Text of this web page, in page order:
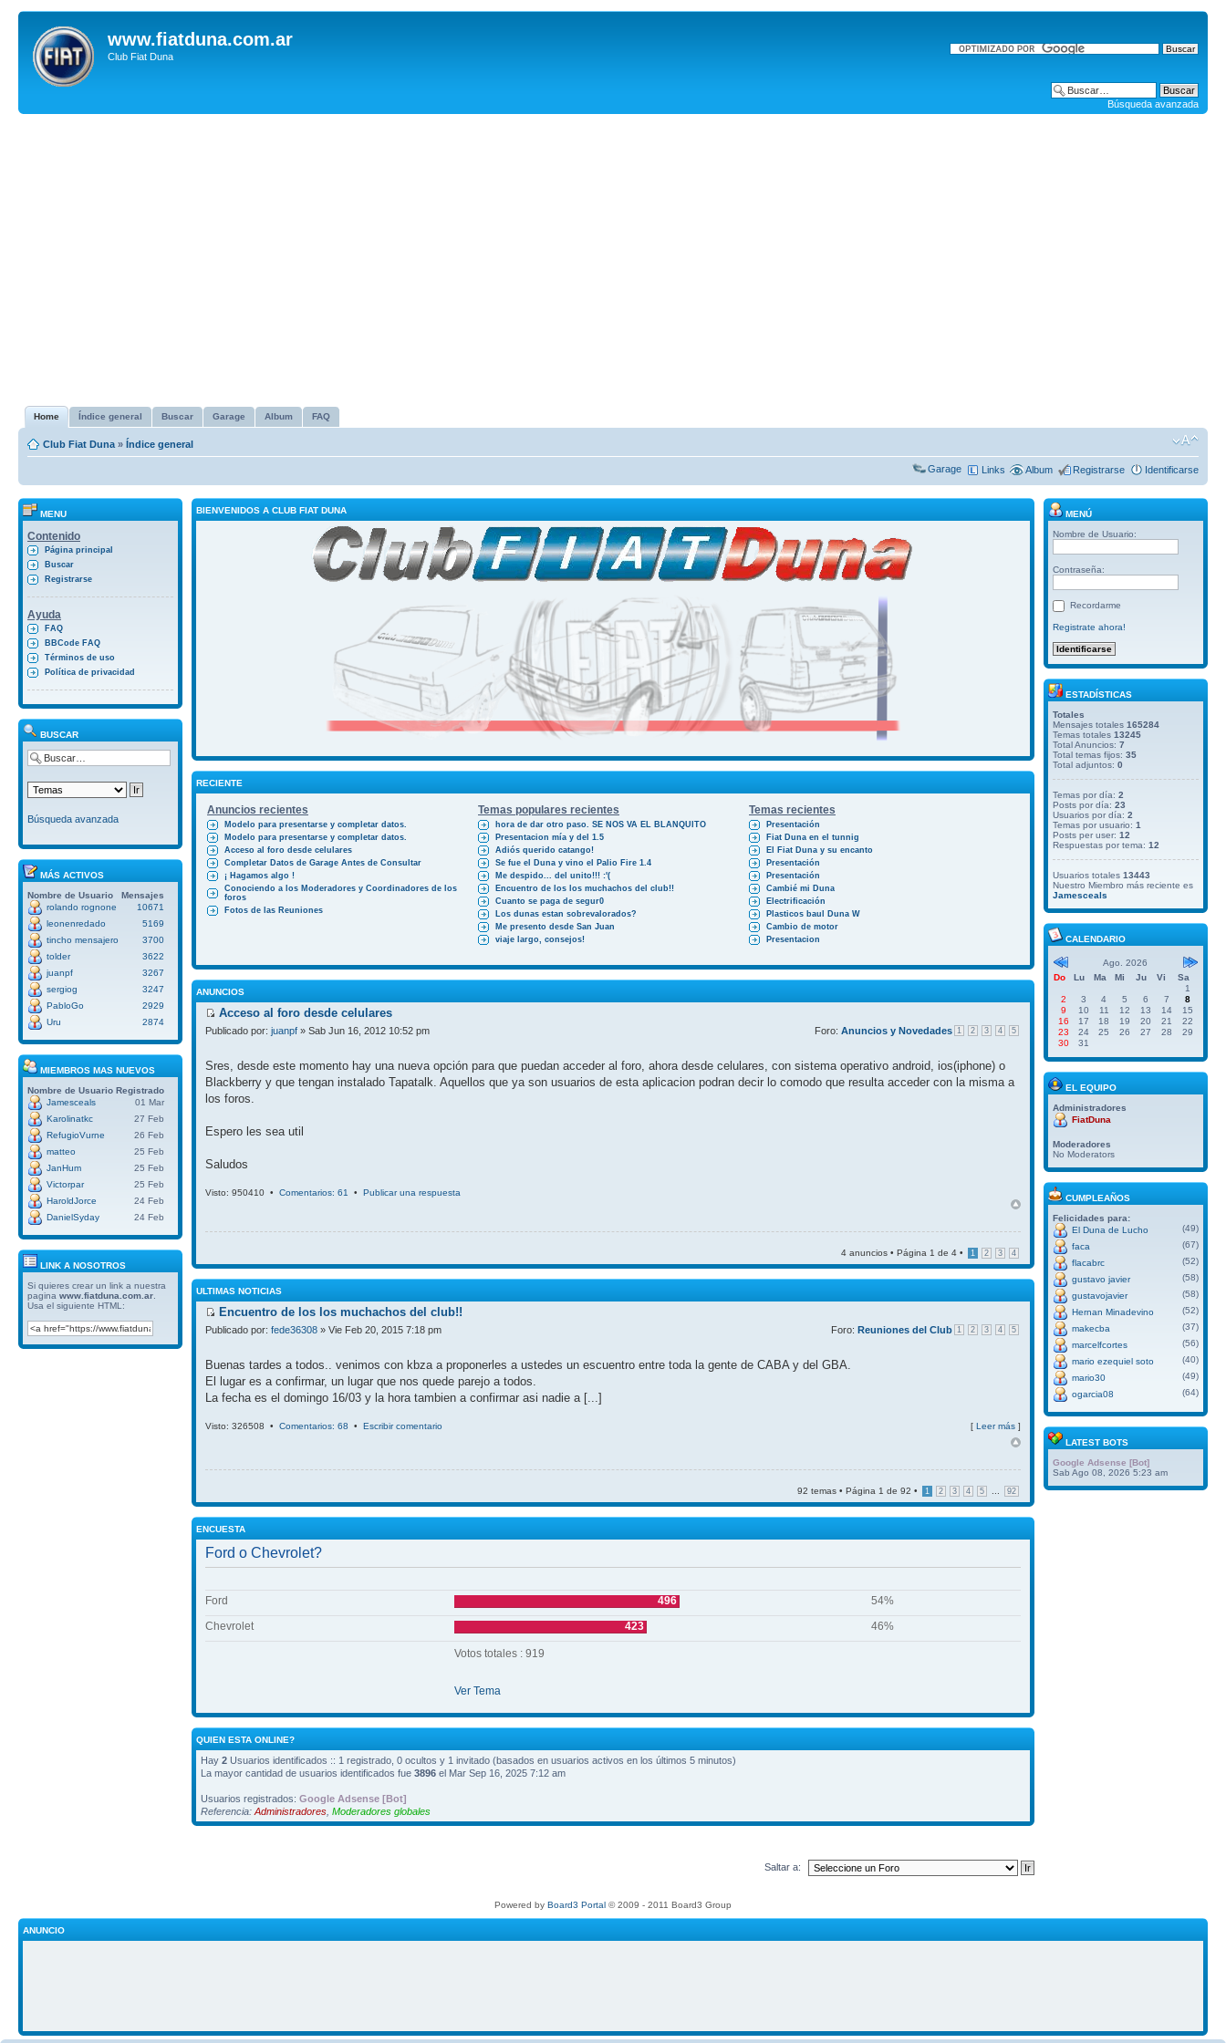
www.fiatduna.com.ar
Club Fiat Duna
Búsqueda avanzada
Home Índice general Buscar Garage Album FAQ
Club Fiat Duna » Índice general
Garage Links Album Registrarse Identificarse
MENU
Contenido
Página principal
Buscar
Registrarse
Ayuda
FAQ
BBCode FAQ
Términos de uso
Política de privacidad
BUSCAR
Búsqueda avanzada
MÁS ACTIVOS
Nombre de Usuario
Mensajes
rolando rognone
10671
leonenredado
5169
tincho mensajero
3700
tolder
3622
juanpf
3267
sergiog
3247
PabloGo
2929
Uru
2874
MIEMBROS MAS NUEVOS
Nombre de Usuario Registrado
Jamesceals
01 Mar
Karolinatkc
27 Feb
RefugioVurne
26 Feb
matteo
25 Feb
JanHum
25 Feb
Victorpar
25 Feb
HaroldJorce
24 Feb
DanielSyday
24 Feb
LINK A NOSOTROS
Si quieres crear un link a nuestra
pagina www.fiatduna.com.ar
Usa el siguiente HTML:
BIENVENIDOS A CLUB FIAT DUNA
RECIENTE
Anuncios recientes Temas populares recientes Temas recientes
Modelo para presentarse y completar datos.
Modelo para presentarse y completar datos.
Acceso al foro desde celulares
Completar Datos de Garage Antes de Consultar
¡ Hagamos algo !
Conociendo a los Moderadores y Coordinadores de los
foros
Fotos de las Reuniones
hora de dar otro paso. SE NOS VA EL BLANQUITO
Presentacion mía y del 1.5
Adiós querido catango!
Se fue el Duna y vino el Palio Fire 1.4
Me despido... del unito!!! :'(
Encuentro de los los muchachos del club!!
Cuanto se paga de segur0
Los dunas estan sobrevalorados?
Me presento desde San Juan
viaje largo, consejos!
Presentación
Fiat Duna en el tunnig
El Fiat Duna y su encanto
Presentación
Presentación
Cambié mi Duna
Electrificación
Plasticos baul Duna W
Cambio de motor
Presentacion
ANUNCIOS
Acceso al foro desde celulares
1 2 3 4 5
Publicado por: juanpf » Sab Jun 16, 2012 10:52 pm Foro: Anuncios y Novedades
Sres, desde este momento hay una nueva opción para que puedan acceder al foro, ahora desde celulares, con sistema operativo android, ios(iphone) o
Blackberry y que tengan instalado Tapatalk. Aquellos que ya son usuarios de esta aplicacion podran decir lo comodo que resulta acceder con la misma a
los foros.
Espero les sea util
Saludos
Visto: 950410 • Comentarios: 61 • Publicar una respuesta
4 anuncios • Página 1 de 4 • 1 2 3 4
ULTIMAS NOTICIAS
Encuentro de los los muchachos del club!!
1 2 3 4 5
Publicado por: fede36308 » Vie Feb 20, 2015 7:18 pm Foro: Reuniones del Club
Buenas tardes a todos.. venimos con kbza a proponerles a ustedes un escuentro entre toda la gente de CABA y del GBA.
El lugar es a confirmar, un lugar que nos quede parejo a todos.
La fecha es el domingo 16/03 y la hora tambien a confirmar asi nadie a [...]
Visto: 326508 • Comentarios: 68 • Escribir comentario [ Leer más ]
92 temas • Página 1 de 92 • 1 2 3 4 5 92
ENCUESTA
Ford o Chevrolet?
Ford 496
54%
Chevrolet
423 46%
Votos totales : 919
Ver Tema
QUIEN ESTA ONLINE?
Hay 2 Usuarios identificados :: 1 registrado, 0 ocultos y 1 invitado (basados en usuarios activos en los últimos 5 minutos)
La mayor cantidad de usuarios identificados fue 3896 el Mar Sep 16, 2025 7:12 am
Usuarios registrados: Google Adsense [Bot]
Referencia: Administradores Moderadores globales
Saltar a:
MENÚ
Nombre de Usuario:
Contraseña:
Recordarme
Registrate ahora!
ESTADÍSTICAS
Totales
Mensajes totales 165284
Temas totales 13245
Total Anuncios: 7
Total temas fijos: 35
Total adjuntos: 0
Temas por día: 2
Posts por día: 23
Usuarios por día: 2
Temas por usuario: 1
Posts per user: 12
Respuestas por tema: 12
Usuarios totales 13443
Nuestro Miembro más reciente es
Jamesceals
CALENDARIO
Ago. 2026
Do
Lu Ma Mi Ju Vi
Sa
1
2
3 4 5 6 7
8
9
10 11 12 13 14
15
16
17 18 19 20 21
22
23
24 25 26 27 28
29
30
31
EL EQUIPO
Administradores
FiatDuna
Moderadores
No Moderators
CUMPLEAÑOS
Felicidades para:
El Duna de Lucho
(49)
faca
(67)
flacabrc
(52)
gustavo javier
(58)
gustavojavier
(58)
Hernan Minadevino
(52)
makecba
(37)
marcelfcortes
(56)
mario ezequiel soto
(40)
mario30
(49)
ogarcia08
(64)
LATEST BOTS
Google Adsense [Bot]
Sab Ago 08, 2026 5:23 am
Powered by Board3 Portal © 2009 - 2011 Board3 Group
ANUNCIO